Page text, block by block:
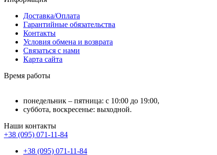
Доставка/Оплата
Гарантийные обязательства
Контакты
Условия обмена и возврата
Связаться с нами
Карта сайта
Время работы
понедельник – пятница: с 10:00 до 19:00,
суббота, воскресенье: выходной.
Наши контакты
+38 (095) 071-11-84
+38 (095) 071-11-84